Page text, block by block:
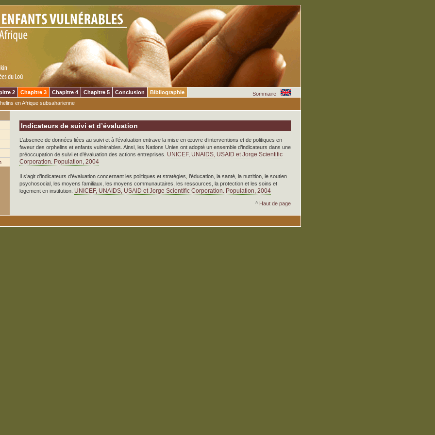
2 Chapitre 3 Chapitre 4 Chapitre 5 Conclusion Bibliographie
Sommaire
en Afrique subsaharienne
Indicateurs de suivi et d’évaluation
L’absence de données liées au suivi et à l’évaluation entrave la mise en œuvre d’interventions et de politiques en
faveur des orphelins et enfants vulnérables. Ainsi, les Nations Unies ont adopté un ensemble d’indicateurs dans une
préoccupation de suivi et d’évaluation des actions entreprises. UNICEF, UNAIDS, USAID et Jorge Scientific
Corporation. Population, 2004
Il s’agit d’indicateurs d’évaluation concernant les politiques et stratégies, l’éducation, la santé, la nutrition, le soutien
psychosocial, les moyens familiaux, les moyens communautaires, les ressources, la protection et les soins et
logement en institution. UNICEF, UNAIDS, USAID et Jorge Scientific Corporation. Population, 2004
^ Haut de page